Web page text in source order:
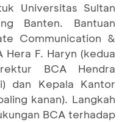
Universitas Sultan
Banten. Bantuan
Communication &
Hera F. Haryn (kedua
BCA Hendra
dan Kepala Kantor
kanan). Langkah
BCA terhadap